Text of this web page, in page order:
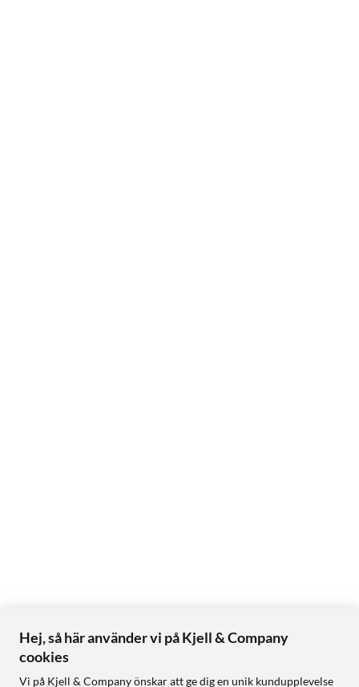
Hej, så här använder vi på Kjell & Company
cookies
Vi på Kjell & Company önskar att ge dig en unik kundupplevelse